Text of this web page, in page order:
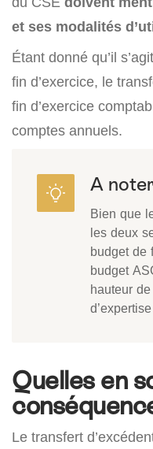
et ses modalités
Étant donné qu’il
fin d’exercice, le
fin d’exercice
comptes annuels.
A
Bien que
les deux
budget de
budget
hauteur
Quelles en
Le transfert